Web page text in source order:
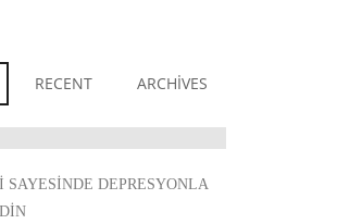
RECENT ARCHIVES
SAYESINDE DEPRESYONLA